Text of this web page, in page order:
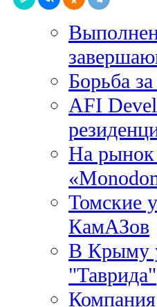
Борьба
AFI
На рынок
Томские
КамАЗов
В Крыму
"Таврида"